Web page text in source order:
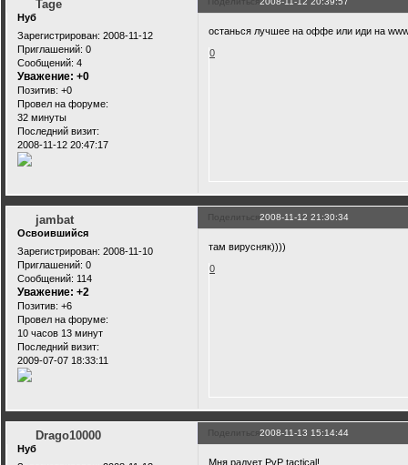
Tage
Нуб
Зарегистрирован: 2008-11-12
Приглашений: 0
Сообщений: 4
Уважение: +0
Позитив: +0
Провел на форуме:
32 минуты
Последний визит:
2008-11-12 20:47:17
останься лучшее на оффе или иди на
0
Поделиться2008-11-12 21:30:34
jambat
Освоившийся
Зарегистрирован: 2008-11-10
Приглашений: 0
Сообщений: 114
Уважение: +2
Позитив: +6
Провел на форуме:
10 часов 13 минут
Последний визит:
2009-07-07 18:33:11
там вирусняк))))
0
Поделиться2008-11-13 15:14:44
Drago10000
Нуб
Мня радует PvP tactical!